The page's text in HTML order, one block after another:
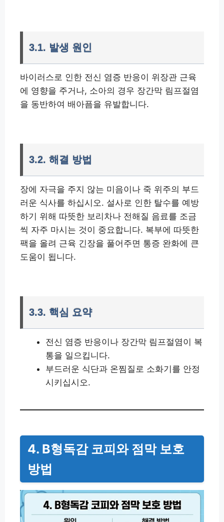
3.1. 발생 원인
바이러스로 인한 전신 염증 반응이 위장관 근육
에 영향을 주거나, 소아의 경우 장간막 림프절염
을 동반하여 배아픔을 유발합니다.
3.2. 해결 방법
장에 자극을 주지 않는 미음이나 죽 위주의 부드
러운 식사를 하십시오. 설사로 인한 탈수를 예방
하기 위해 따뜻한 보리차나 전해질 음료를 조금
씩 자주 마시는 것이 중요합니다. 복부에 따뜻한
팩을 올려 근육 긴장을 풀어주면 통증 완화에 큰
도움이 됩니다.
3.3. 핵심 요약
전신 염증 반응이나 장간막 림프절염이 복
통을 일으킵니다.
부드러운 식단과 온찜질로 소화기를 안정
시키십시오.
4. B형독감 코피와 점막 보호
방법